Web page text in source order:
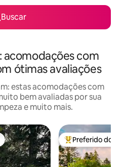
Buscar
acomodações com
ótimas avaliações
estas acomodações com
bem avaliadas por sua
e muito mais.
dos hóspedes Entre os
Preferido dos